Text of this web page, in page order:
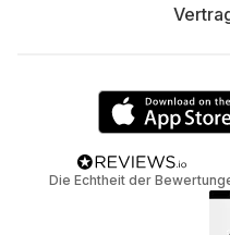
Die Echtheit der